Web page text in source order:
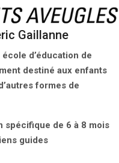
Gaillanne
d’éducation de
destiné aux enfants
formes de
spécifique de 6 à 8 mois
guides